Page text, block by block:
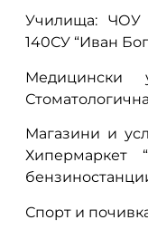
Училища: ЧОУ
140СУ “Иван
Медицински
Магазини и
Хипермаркет
Спорт и